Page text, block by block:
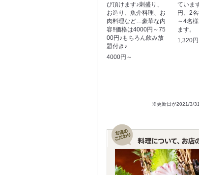
び頂けます♪刺盛り、
お造り、魚介料理、お
肉料理など…豪華な内
容!!価格は4000円～75
00円♪もちろん飲み放
題付き♪
4000円～
ていま
円、2
～4名
ます。
1,320円
※更新日が2021/3/31